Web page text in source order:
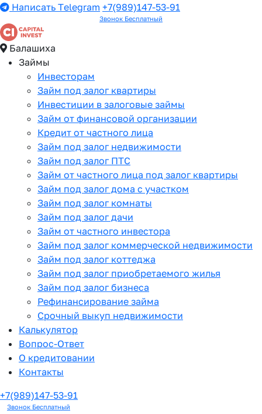
Написать Telegram +7(989)147-53-91
Звонок Бесплатный
Балашиха
Займы
Инвесторам
Займ под залог квартиры
Инвестиции в залоговые займы
Займ от финансовой организации
Кредит от частного лица
Займ под залог недвижимости
Займ под залог ПТС
Займ от частного лица под залог квартиры
Займ под залог дома с участком
Займ под залог комнаты
Займ под залог дачи
Займ от частного инвестора
Займ под залог коммерческой недвижимости
Займ под залог коттеджа
Займ под залог приобретаемого жилья
Займ под залог бизнеса
Рефинансирование займа
Срочный выкуп недвижимости
Калькулятор
Вопрос-Ответ
О кредитовании
Контакты
+7(989)147-53-91
Звонок Бесплатный